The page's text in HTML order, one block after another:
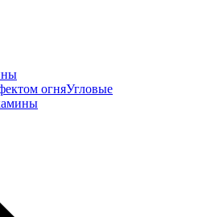
огняУгловые